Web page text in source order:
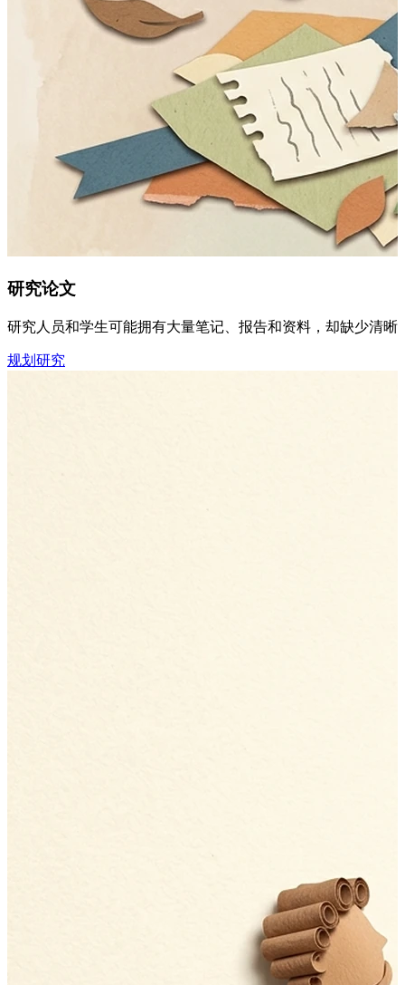
研究论文
研究人员和学生可能拥有大量笔记、报告和资料，却缺少清
规划研究